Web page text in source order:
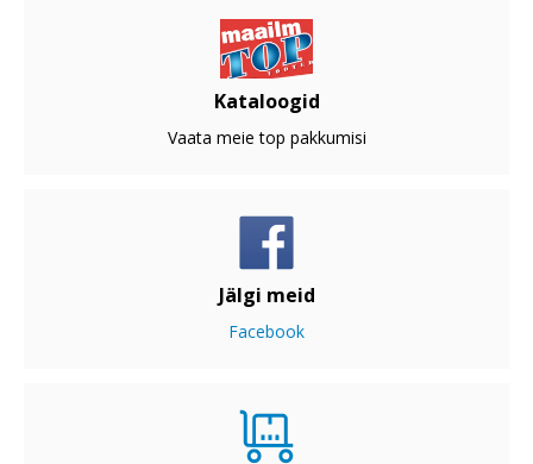
Kataloogid
Vaata meie top pakkumisi
Jälgi meid
Facebook